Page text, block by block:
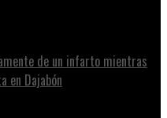
de un infarto mientras
en Dajabón